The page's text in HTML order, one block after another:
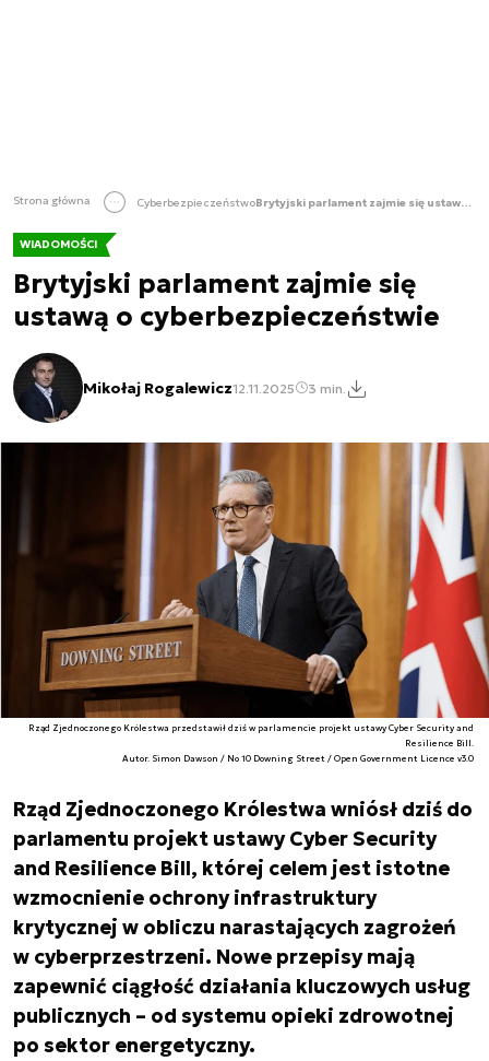
Strona główna Cyberbezpieczeństwo Brytyjski parlament zajmie się ustawą o cyberbezpieczeństwie
WIADOMOŚCI
Brytyjski parlament zajmie się
ustawą o cyberbezpieczeństwie
Mikołaj Rogalewicz12.11.2025 3 min.
Rząd Zjednoczonego Królestwa przedstawił dziś w parlamencie projekt ustawy Cyber Security and
Resilience Bill.
Autor. Simon Dawson / No 10 Downing Street / Open Government Licence v3.0
Rząd Zjednoczonego Królestwa wniósł dziś do
parlamentu projekt ustawy Cyber Security
and Resilience Bill, której celem jest istotne
wzmocnienie ochrony infrastruktury
krytycznej w obliczu narastających zagrożeń
w cyberprzestrzeni. Nowe przepisy mają
zapewnić ciągłość działania kluczowych usług
publicznych – od systemu opieki zdrowotnej
po sektor energetyczny.